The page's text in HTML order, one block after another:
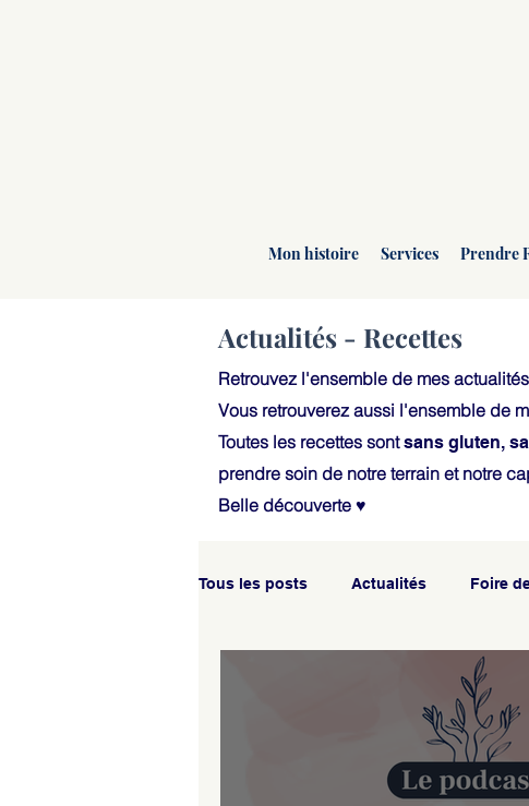
Mon histoire Services Prendre
Actualités - Recettes
Retrouvez l'ensemble de mes
Vous retrouverez aussi l'ensemble de
Toutes les recettes sont sans gluten,
prendre soin de notre terrain et notre
Belle découverte ♥
Tous les posts Actualités Foire